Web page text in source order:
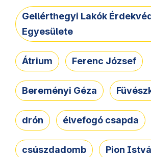
Gellérthegyi Lakók
Egyesülete
Átrium Ferenc József
Bereményi Géza
drón élvefogó csapda
csúszdadomb Pion